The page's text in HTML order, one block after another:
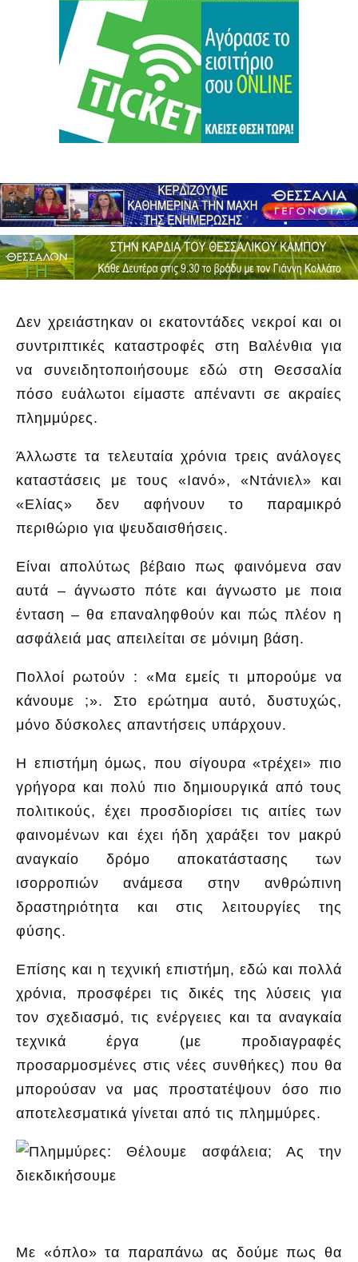
Δεν χρειάστηκαν οι εκατοντάδες νεκροί και οι
συντριπτικές καταστροφές στη Βαλένθια για
να συνειδητοποιήσουμε εδώ στη Θεσσαλία
πόσο ευάλωτοι είμαστε απέναντι σε ακραίες
πλημμύρες.
Άλλωστε τα τελευταία χρόνια τρεις ανάλογες
καταστάσεις με τους «Ιανό», «Ντάνιελ» και
«Ελίας» δεν αφήνουν το παραμικρό
περιθώριο για ψευδαισθήσεις.
Είναι απολύτως βέβαιο πως φαινόμενα σαν
αυτά – άγνωστο πότε και άγνωστο με ποια
ένταση – θα επαναληφθούν και πώς πλέον η
ασφάλειά μας απειλείται σε μόνιμη βάση.
Πολλοί ρωτούν : «Μα εμείς τι μπορούμε να
κάνουμε ;». Στο ερώτημα αυτό, δυστυχώς,
μόνο δύσκολες απαντήσεις υπάρχουν.
Η επιστήμη όμως, που σίγουρα «τρέχει» πιο
γρήγορα και πολύ πιο δημιουργικά από τους
πολιτικούς, έχει προσδιορίσει τις αιτίες των
φαινομένων και έχει ήδη χαράξει τον μακρύ
αναγκαίο δρόμο αποκατάστασης των
ισορροπιών ανάμεσα στην ανθρώπινη
δραστηριότητα και στις λειτουργίες της
φύσης.
Επίσης και η τεχνική επιστήμη, εδώ και πολλά
χρόνια, προσφέρει τις δικές της λύσεις για
τον σχεδιασμό, τις ενέργειες και τα αναγκαία
τεχνικά έργα (με προδιαγραφές
προσαρμοσμένες στις νέες συνθήκες) που θα
μπορούσαν να μας προστατέψουν όσο πιο
αποτελεσματικά γίνεται από τις πλημμύρες.
Με «όπλο» τα παραπάνω ας δούμε πως θα